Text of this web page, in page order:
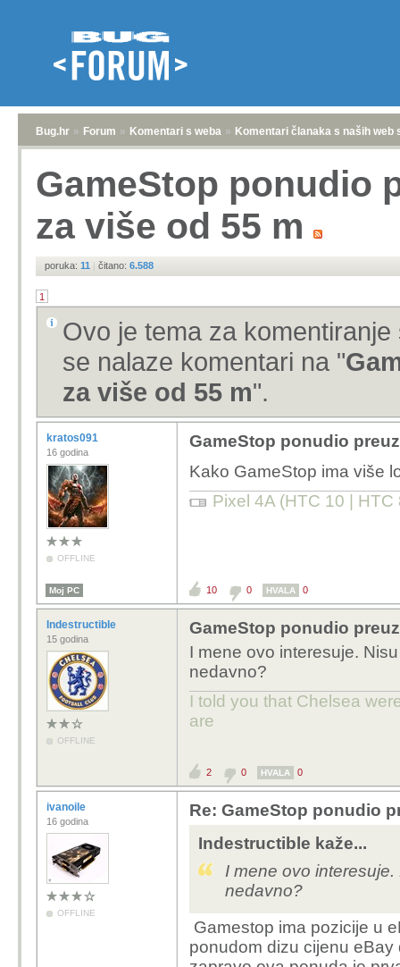
Bug.hr » Forum » Komentari s weba » Komentari članaka s naših web
GameStop ponudio
za više od 55 m
poruka: 11 | čitano: 6.588
1
Ovo je tema za
se nalaze komentari na "
za više od 55 m".
kratos091
16 godina
OFFLINE
GameStop ponudio
Kako GameStop ima više
Pixel 4A (HTC 10 | HTC
Moj PC 10 0 HVALA 0
Indestructible
15 godina
OFFLINE
GameStop ponudio
I mene ovo interesuje.
nedavno?
I told you that Chelsea
are
2 0 HVALA 0
ivanoile
16 godina
OFFLINE
Re: GameStop ponudio
Indestructible kaže...
I mene ovo
nedavno?
Gamestop ima pozicije u
ponudom dizu cijenu